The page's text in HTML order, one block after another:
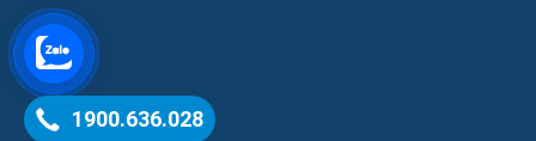
1900.636.028